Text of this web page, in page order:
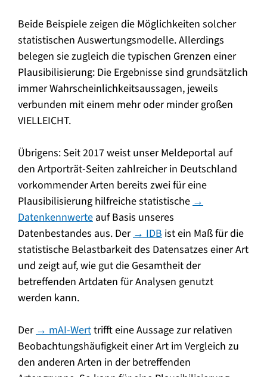
Beide Beispiele zeigen die Möglichkeiten solcher
statistischen Auswertungsmodelle. Allerdings
belegen sie zugleich die typischen Grenzen einer
Plausibilisierung: Die Ergebnisse sind grundsätzlich
immer Wahrscheinlichkeitsaussagen, jeweils
verbunden mit einem mehr oder minder großen
VIELLEICHT.
Übrigens: Seit 2017 weist unser Meldeportal auf
den Artporträt-Seiten zahlreicher in Deutschland
vorkommender Arten bereits zwei für eine
Plausibilisierung hilfreiche statistische →
Datenkennwerte auf Basis unseres
Datenbestandes aus. Der → IDB ist ein Maß für die
statistische Belastbarkeit des Datensatzes einer Art
und zeigt auf, wie gut die Gesamtheit der
betreffenden Artdaten für Analysen genutzt
werden kann.
Der → mAI-Werttrifft eine Aussage zur relativen
Beobachtungshäufigkeiteiner Art im Vergleich zu
den anderen Arten in der betreffenden